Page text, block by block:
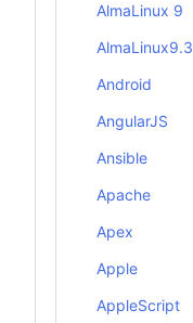
AlmaLinux 9
AlmaLinux9.3
Android
AngularJS
Ansible
Apache
Apex
Apple
AppleScript